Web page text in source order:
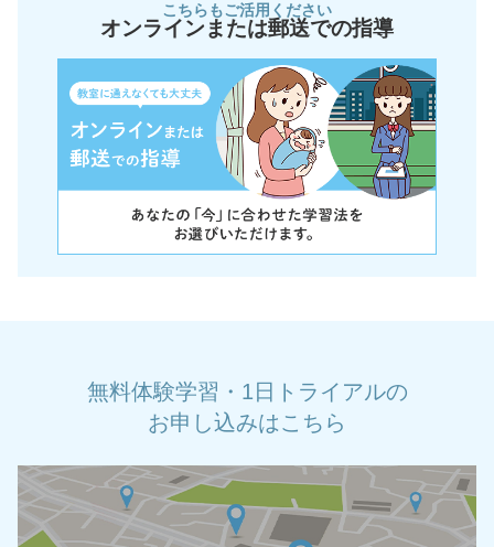
こちらもご活用ください
オンラインまたは郵送での指導
無料体験学習・1日トライアルの
お申し込みはこちら